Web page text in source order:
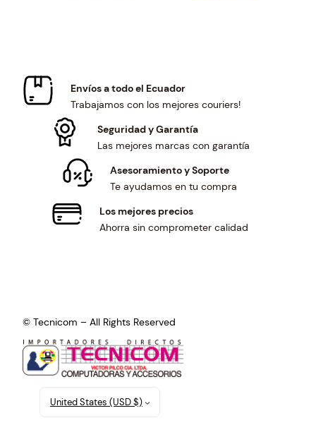
Envíos a todo el Ecuador
Trabajamos con los mejores couriers!
Seguridad y Garantía
Las mejores marcas con garantía
Asesoramiento y Soporte
Te ayudamos en tu compra
Los mejores precios
Ahorra sin comprometer calidad
© Tecnicom – All Rights Reserved
United States (USD $)